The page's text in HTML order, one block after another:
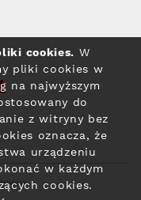
cookies. W
pliki cookies w
na najwyższym
do
z witryny bez
oznacza, że
urządzeniu
w każdym
cookies.